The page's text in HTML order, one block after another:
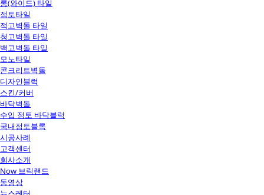
롱(와이드) 타일
점토타일
적고벽돌 타일
청고벽돌 타일
백고벽돌 타일
모노타일
콘크리트벽돌
디자인블럭
스킨/커버
바닥벽돌
수입 점토 바닥블럭
국내점토블록
시공사례
고객센터
회사소개
Now 브릭랜드
동영상